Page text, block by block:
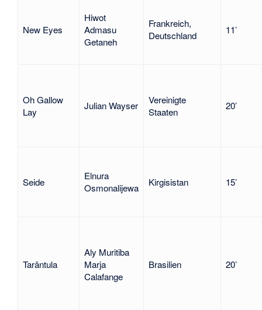
New Eyes
Hiwot
Admasu
Getaneh
Frankreich,
Deutschland
11’
Oh Gallow
Lay
Julian Wayser
Vereinigte
Staaten
20’
Seide
Elnura
Osmonalijewa
Kirgisistan 15’
Tarântula
Aly Muritiba
Marja
Calafange
Brasilien 20’